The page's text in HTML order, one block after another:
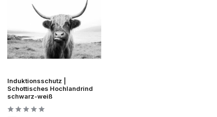
Induktionsschutz |
Schottisches Hochlandrind
schwarz-weiß